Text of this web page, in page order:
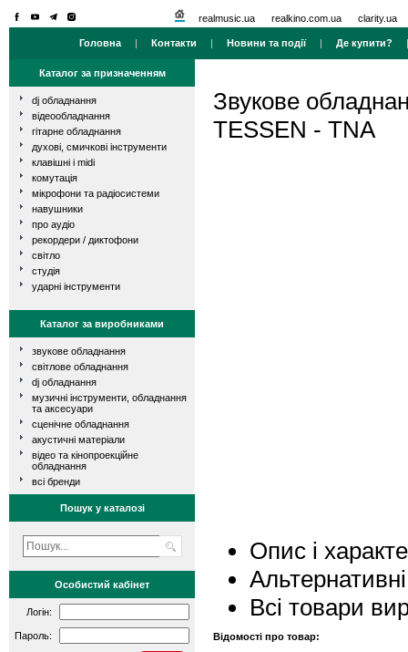
realmusic.ua realkino.com.ua clarity.ua
Головна | Контакти | Новини та події| Де купити?
Каталог за призначенням
dj обладнання
відеообладнання
гітарне обладнання
духові, смичкові інструменти
клавішні і midi
комутація
мікрофони та радіосистеми
навушники
про аудіо
рекордери / диктофони
світло
студія
ударні інструменти
Каталог за виробниками
звукове обладнання
світлове обладнання
dj обладнання
музичні інструменти, обладнання
та аксесуари
сценічне обладнання
акустичні матеріали
відео та кінопроекційне
обладнання
всі бренди
Пошук у каталозі
Особистий кабінет
Логін:
Пароль:
Звукове
TESSEN - TNA
Опис і
Всі товари
Відомості про товар: